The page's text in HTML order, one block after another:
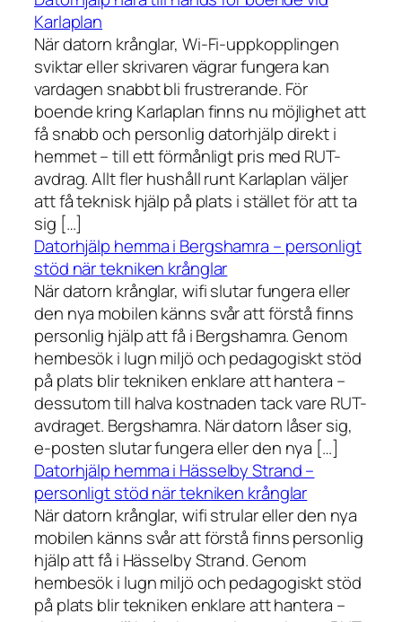
Karlaplan
När datorn krånglar, Wi-Fi-uppkopplingen
sviktar eller skrivaren vägrar fungera kan
vardagen snabbt bli frustrerande. För
boende kring Karlaplan finns nu möjlighet att
få snabb och personlig datorhjälp direkt i
hemmet – till ett förmånligt pris med RUT-
avdrag. Allt fler hushåll runt Karlaplan väljer
att få teknisk hjälp på plats i stället för att ta
sig […]
Datorhjälp hemma i Bergshamra – personligt
stöd när tekniken krånglar
När datorn krånglar, wifi slutar fungera eller
den nya mobilen känns svår att förstå finns
personlig hjälp att få i Bergshamra. Genom
hembesök i lugn miljö och pedagogiskt stöd
på plats blir tekniken enklare att hantera –
dessutom till halva kostnaden tack vare RUT-
avdraget. Bergshamra. När datorn låser sig,
e-posten slutar fungera eller den nya […]
Datorhjälp hemma i Hässelby Strand –
personligt stöd när tekniken krånglar
När datorn krånglar, wifi strular eller den nya
mobilen känns svår att förstå finns personlig
hjälp att få i Hässelby Strand. Genom
hembesök i lugn miljö och pedagogiskt stöd
på plats blir tekniken enklare att hantera –